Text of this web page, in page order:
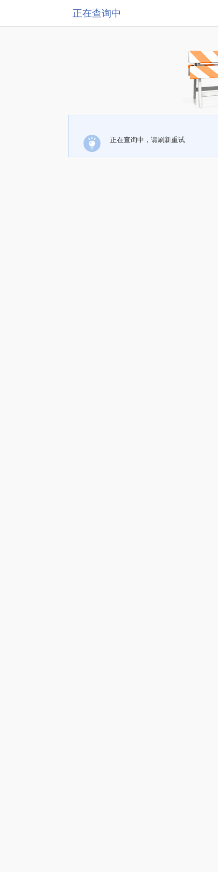
正在查询中
正在查询中，请刷新重试